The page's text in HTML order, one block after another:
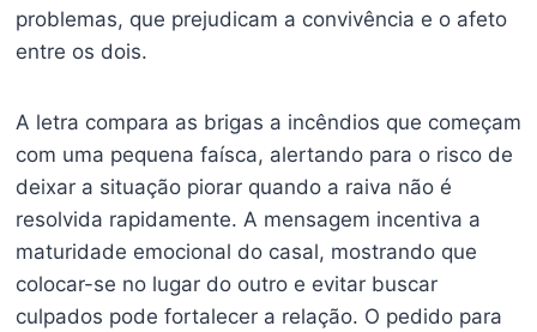
problemas, que prejudicam a convivência e o afeto
entre os dois.
A letra compara as brigas a incêndios que começam
com uma pequena faísca, alertando para o risco de
deixar a situação piorar quando a raiva não é
resolvida rapidamente. A mensagem incentiva a
maturidade emocional do casal, mostrando que
colocar-se no lugar do outro e evitar buscar
culpados pode fortalecer a relação. O pedido para